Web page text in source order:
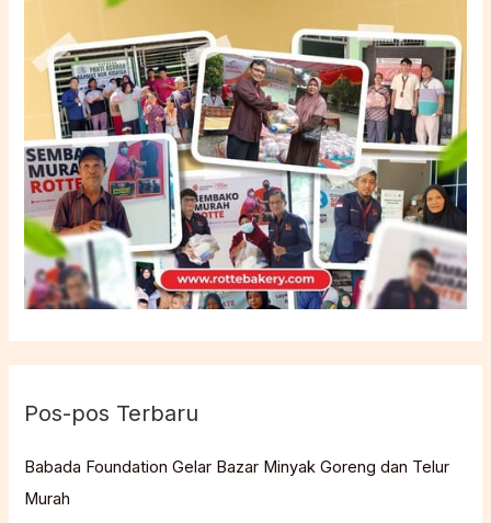
Pos-pos Terbaru
Babada Foundation Gelar Bazar Minyak Goreng dan Telur
Murah